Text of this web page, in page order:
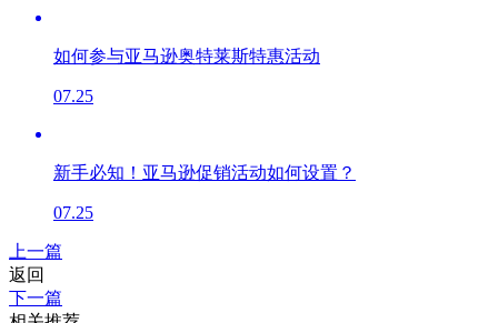
如何参与亚马逊奥特莱斯特惠活动
07.25
新手必知！亚马逊促销活动如何设置？
07.25
上一篇
返回
下一篇